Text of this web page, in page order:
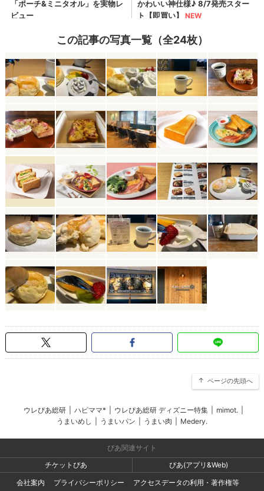
この記事の写真一覧（全24枚）
ページの先頭へ
ウレぴあ総研 ハピママ* ウレぴあ総研 ディズニー特集 mimot.
うまいめし
うまいパン うまい肉 Medery.
ぴあ関連サイト
チケットぴあ
ぴあ(アプリ&Web)
会社案内
プライバシーポリシー アクセスデータの利用・著作権等